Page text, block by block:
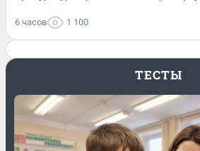
6 часов 1 100
ТЕСТЫ